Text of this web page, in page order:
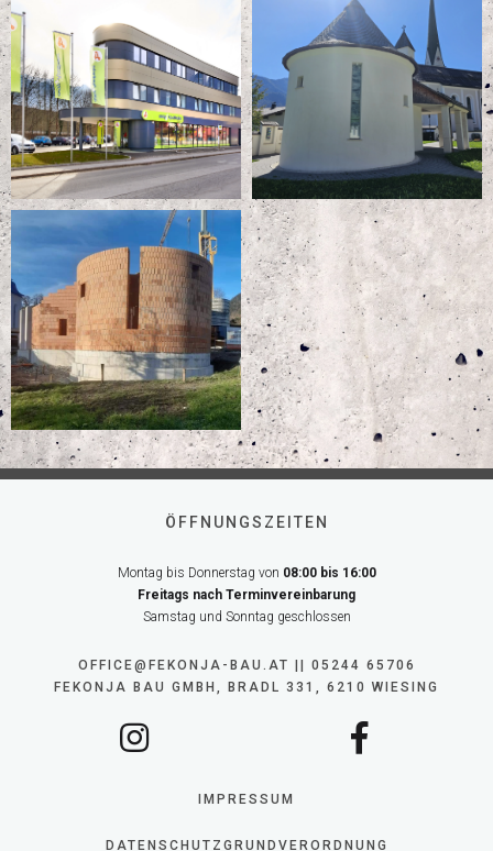
ÖFFNUNGSZEITEN
Montag bis Donnerstag von 08:00 bis 16:00
Freitags nach Terminvereinbarung
Samstag und Sonntag geschlossen
OFFICE@FEKONJA-BAU.AT || 05244 65706
FEKONJA BAU GMBH, BRADL 331, 6210 WIESING
IMPRESSUM
DATENSCHUTZGRUNDVERORDNUNG